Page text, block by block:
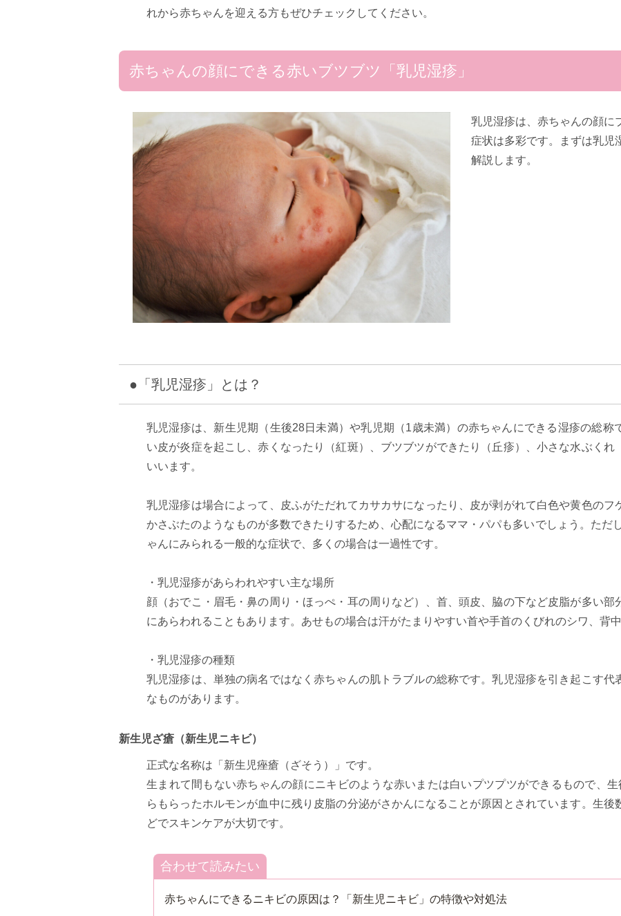
れから赤ちゃんを迎える方もぜひチェックしてください。
赤ちゃんの顔にできる赤いブツブツ「乳児湿疹」
乳児湿疹は、赤ちゃんの顔に
症状は多彩です。まずは乳児
解説します。
●「乳児湿疹」とは？
乳児湿疹は、新生児期（生後28日未満）や乳児期（1歳未満）の赤ちゃんにできる湿疹の総称
い皮が炎症を起こし、赤くなったり（紅斑）、ブツブツができたり（丘疹）、小さな水ぶくれ
いいます。
乳児湿疹は場合によって、皮ふがただれてカサカサになったり、皮が剥がれて白色や黄色のフ
かさぶたのようなものが多数できたりするため、心配になるママ・パパも多いでしょう。ただ
ゃんにみられる一般的な症状で、多くの場合は一過性です。
・乳児湿疹があらわれやすい主な場所
顔（おでこ・眉毛・鼻の周り・ほっぺ・耳の周りなど）、首、頭皮、脇の下など皮脂が多い部
にあらわれることもあります。あせもの場合は汗がたまりやすい首や手首のくびれのシワ、背
・乳児湿疹の種類
乳児湿疹は、単独の病名ではなく赤ちゃんの肌トラブルの総称です。乳児湿疹を引き起こす代
なものがあります。
新生児ざ瘡（新生児ニキビ）
正式な名称は「新生児痤瘡（ざそう）」です。
生まれて間もない赤ちゃんの顔にニキビのような赤いまたは白いプツプツができるもので、
らもらったホルモンが血中に残り皮脂の分泌がさかんになることが原因とされています。生後
どでスキンケアが大切です。
合わせて読みたい
赤ちゃんにできるニキビの原因は？「新生児ニキビ」の特徴や対処法